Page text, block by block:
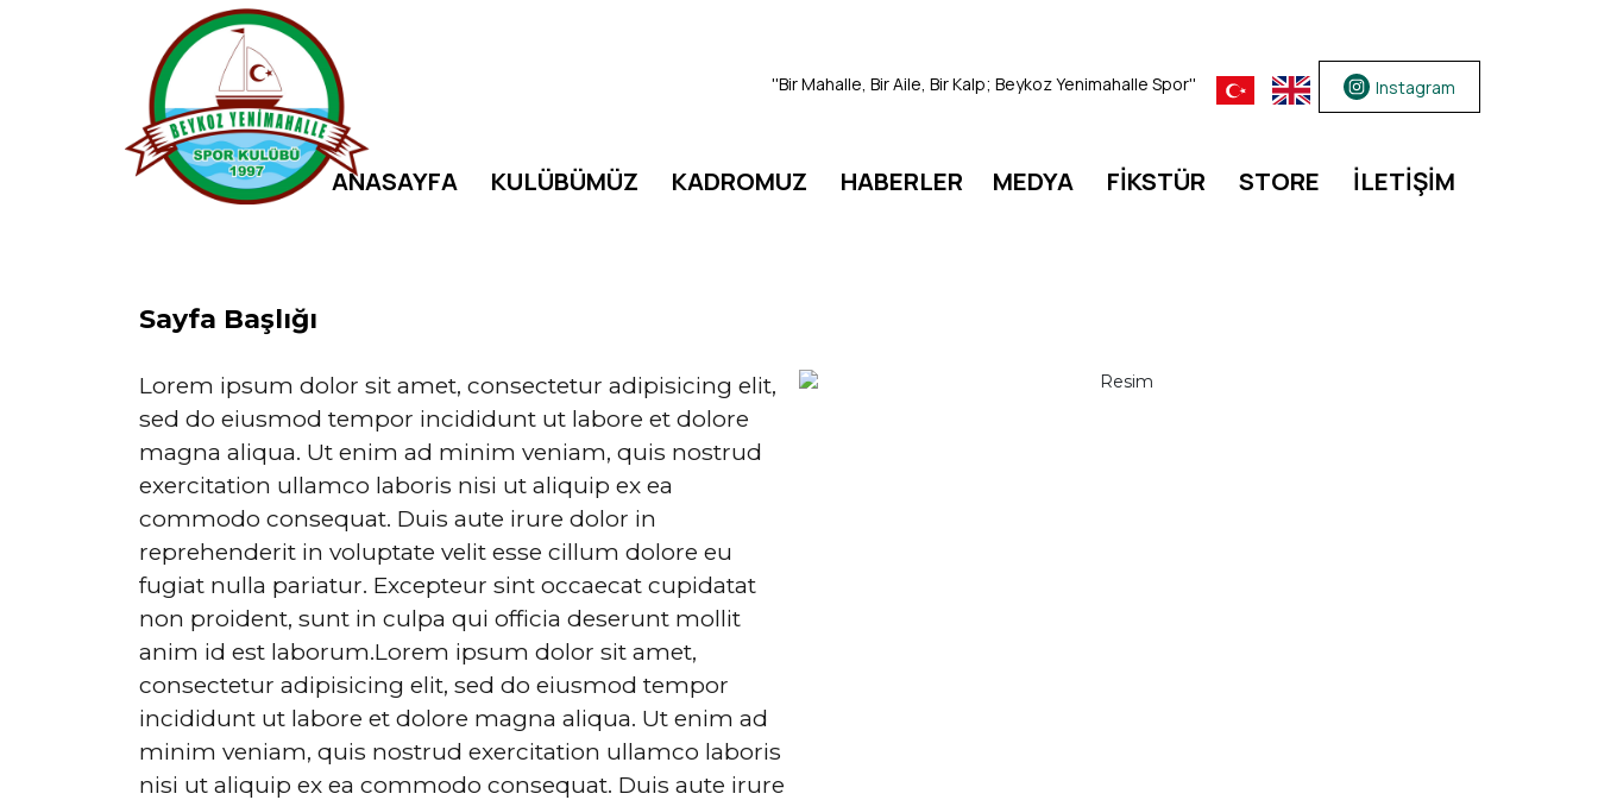
Sayfa Başlığı
Lorem ipsum dolor sit amet, consectetur adipisicing elit,
sed do eiusmod tempor incididunt ut labore et dolore
magna aliqua. Ut enim ad minim veniam, quis nostrud
exercitation ullamco laboris nisi ut aliquip ex ea
commodo consequat. Duis aute irure dolor in
reprehenderit in voluptate velit esse cillum dolore eu
fugiat nulla pariatur. Excepteur sint occaecat cupidatat
non proident, sunt in culpa qui officia deserunt mollit
anim id est laborum.Lorem ipsum dolor sit amet,
consectetur adipisicing elit, sed do eiusmod tempor
incididunt ut labore et dolore magna aliqua. Ut enim ad
minim veniam, quis nostrud exercitation ullamco laboris
nisi ut aliquip ex ea commodo consequat. Duis aute irure
''Bir Mahalle, Bir Aile, Bir Kalp; Beykoz Yenimahalle Spor''
ANASAYFA KULÜBÜMÜZ KADROMUZ HABERLER MEDYA FİKSTÜR STORE İLETİŞİM
Instagram